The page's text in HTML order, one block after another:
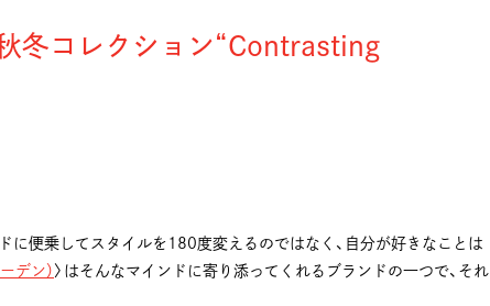
冬コレクション“Contrasting
に便乗してスタイルを180度変えるのではなく、自分が好きなことは
デン） 〉はそんなマインドに寄り添ってくれるブランドの一つで、それ